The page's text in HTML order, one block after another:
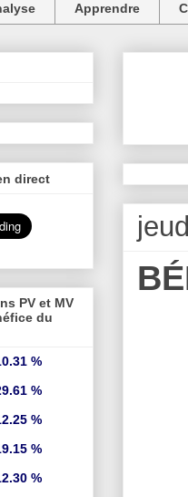
Apprendre
direct
PV et MV
du
%
%
%
%
%